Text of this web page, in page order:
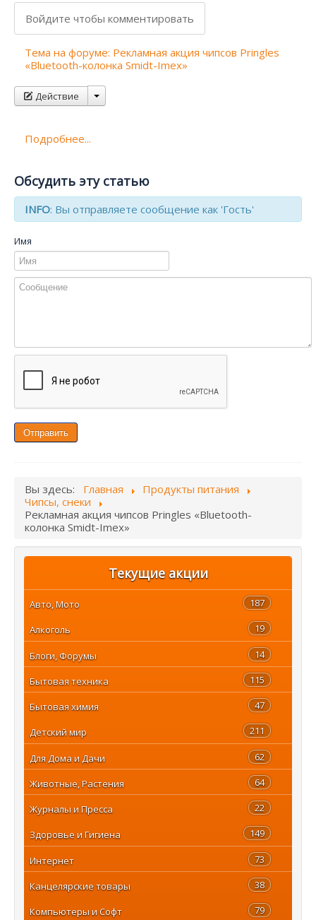
Войдите чтобы комментировать
Тема на форуме: Рекламная акция чипсов Pringles
«Bluetooth-колонка Smidt-Imex»
Действие
Подробнее...
Обсудить эту статью
INFO: Вы отправляете сообщение как 'Гость'
Имя
Отправить
Вы здесь: Главная
Продукты питания
Чипсы, снеки
Рекламная акция чипсов Pringles «Bluetooth-
колонка Smidt-Imex»
Текущие акции
187
Авто, Мото
19
Алкоголь
14
Блоги, Форумы
115
Бытовая техника
47
Бытовая химия
211
Детский мир
62
Для Дома и Дачи
64
Животные, Растения
22
Журналы и Пресса
149
Здоровье и Гигиена
73
Интернет
38
Канцелярские товары
79
Компьютеры и Софт